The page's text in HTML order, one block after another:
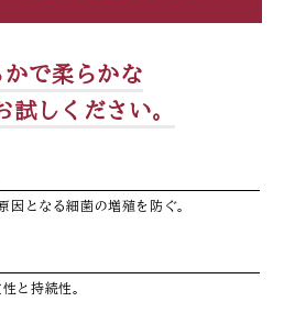
かで柔らかな
試しください。
因となる細菌の増殖を防ぐ。
と持続性。